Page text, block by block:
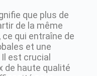
que plus de
de la même
qui entraîne de
et une
Il est crucial
de haute qualité